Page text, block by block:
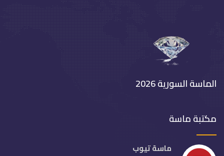
الماسة السورية 2026
مكتبة ماسة
ماسة تيوب